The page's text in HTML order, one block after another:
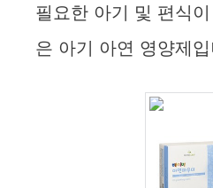
필요한 아기 및 편식
은 아기 아연 영양제